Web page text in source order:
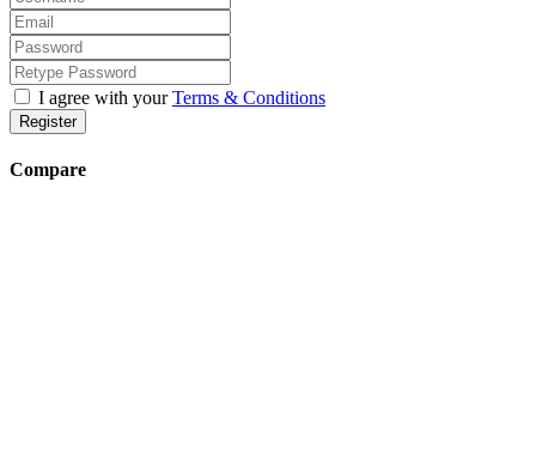
I agree with yourTerms & Conditions
Register
Compare